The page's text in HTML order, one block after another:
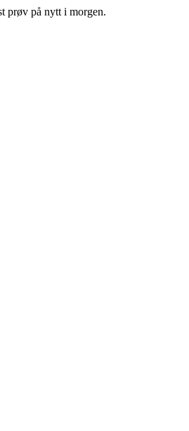
prøv på nytt i morgen.